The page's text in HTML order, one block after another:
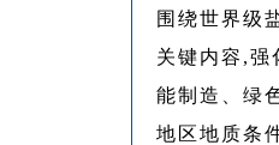
围绕世界级
关键内容,强
能制造、绿
地区地质条